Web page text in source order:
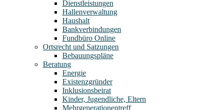
Dienstleistungen
Hallenverwaltung
Haushalt
Bankverbindungen
Fundbüro Online
Ortsrecht und Satzungen
Bebauungspläne
Beratung
Energie
Existenzgründer
Inklusionsbeirat
Kinder, Jugendliche, Eltern
Mehrgenerationentreff